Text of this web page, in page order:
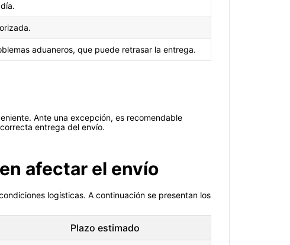
aduaneros, que puede retrasar la entrega.
Ante una excepción, es recomendable
entrega del envío.
afectar el envío
logísticas. A continuación se presentan los
Plazo estimado